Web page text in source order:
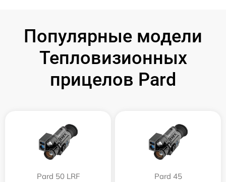
Популярные модели
Тепловизионных
прицелов Pard
Pard 50 LRF Pard 45